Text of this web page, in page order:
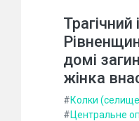
Трагічний
домі
жінка
#Колки (селище
#Центральне